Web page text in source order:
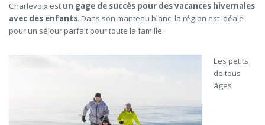
Charlevoix est un gage de succès pour des vacances hivernales
avec des enfants. Dans son manteau blanc, la région est idéale
pour un séjour parfait pour toute la famille.
Les petits
de tous
âges